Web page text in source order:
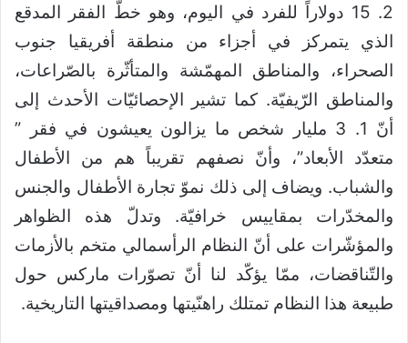
2. 15 دولاراً للفرد في اليوم، وهو خطّ الفقر المدقع
الذي يتمركز في أجزاء من منطقة أفريقيا جنوب
الصحراء، والمناطق المهمّشة والمتأثّرة بالصّراعات،
والمناطق الرّيفيّة. كما تشير الإحصائيّات الأحدث إلى
أنّ 1. 3 مليار شخص ما يزالون يعيشون في فقر ”
متعدّد الأبعاد”، وأنّ نصفهم تقريباً هم من الأطفال
والشباب. ويضاف إلى ذلك نموّ تجارة الأطفال والجنس
والمخدّرات بمقاييس خرافيّة. وتدلّ هذه الظواهر
والمؤشّرات على أنّ النظام الرأسمالي متخم بالأزمات
والتّناقضات، ممّا يؤكّد لنا أنّ تصوّرات ماركس حول
طبيعة هذا النظام تمتلك راهنّيتها ومصداقيتها التاريخية.